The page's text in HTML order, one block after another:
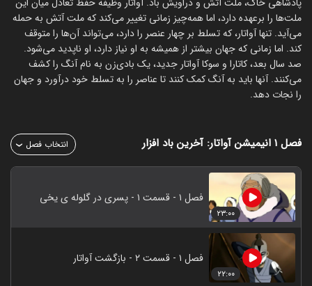
ملت‌ها را برعهده دارد، اما همه‌چیز زمانی تغییر می‌کند که ملت آتش به حمله
می‌آید. تنها آواتار، که تسلط بر چهار عنصر را دارد، می‌تواند آن‌ها را متوقف
کند. اما زمانی که جهان بیشتر از همیشه به او نیاز دارد، او ناپدید می‌شود.
صد سال بعد، کاتارا و سوکا آواتار جدید، یک بادی‌زن به نام آنگ را کشف
می‌کنند. آنها باید به آنگ کمک کنند تا عناصر را به تسلط خود درآورد و جهان
را نجات دهد.
فصل ۱ انیمیشن آواتار: آخرین باد افزار انتخاب فصل
۲۳:۰۰
فصل ۱ - قسمت ۱ - پسری در گلوله ی یخی
۲۲:۰۰
فصل ۱ - قسمت ۲ - بازگشت آواتار